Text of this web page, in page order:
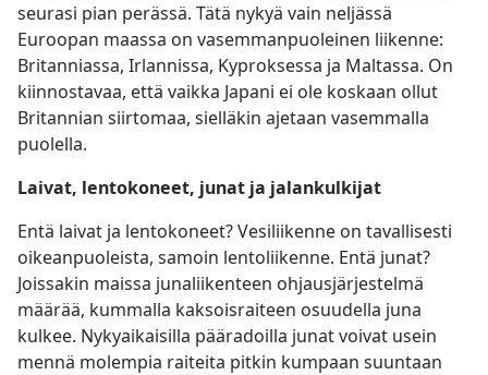
seurasi pian perässä. Tätä nykyä vain neljässä
Euroopan maassa on vasemmanpuoleinen liikenne:
Britanniassa, Irlannissa, Kyproksessa ja Maltassa. On
kiinnostavaa, että vaikka Japani ei ole koskaan ollut
Britannian siirtomaa, sielläkin ajetaan vasemmalla
puolella.
Laivat, lentokoneet, junat ja jalankulkijat
Entä laivat ja lentokoneet? Vesiliikenne on tavallisesti
oikeanpuoleista, samoin lentoliikenne. Entä junat?
Joissakin maissa junaliikenteen ohjausjärjestelmä
määrää, kummalla kaksoisraiteen osuudella juna
kulkee. Nykyaikaisilla pääradoilla junat voivat usein
mennä molempia raiteita pitkin kumpaan suuntaan